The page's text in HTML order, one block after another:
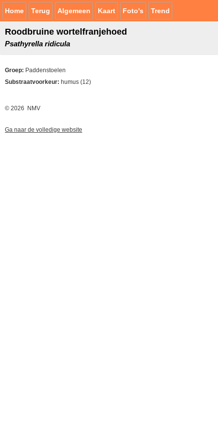
Home Terug Algemeen Kaart Foto's Trend
Roodbruine wortelfranjehoed
Psathyrella ridicula
Groep: Paddenstoelen
Substraatvoorkeur: humus (12)
© 2026 NMV
Ga naar de volledige website